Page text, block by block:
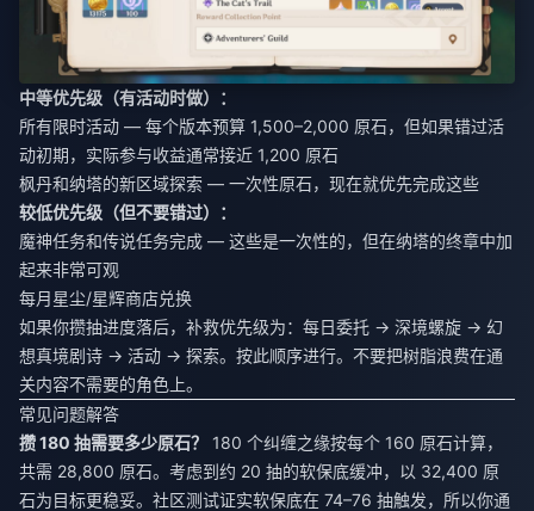
中等优先级（有活动时做）：
所有限时活动 — 每个版本预算 1,500–2,000 原石，但如果错过活
动初期，实际参与收益通常接近 1,200 原石
枫丹和纳塔的新区域探索 — 一次性原石，现在就优先完成这些
较低优先级（但不要错过）：
魔神任务和传说任务完成 — 这些是一次性的，但在纳塔的终章中加
起来非常可观
每月星尘/星辉商店兑换
如果你攒抽进度落后，补救优先级为：每日委托 → 深境螺旋 → 幻
想真境剧诗 → 活动 → 探索。按此顺序进行。不要把树脂浪费在通
关内容不需要的角色上。
常见问题解答
攒 180 抽需要多少原石？
180 个纠缠之缘按每个 160 原石计算，
共需 28,800 原石。考虑到约 20 抽的软保底缓冲，以 32,400 原
石为目标更稳妥。社区测试证实软保底在 74–76 抽触发，所以你通